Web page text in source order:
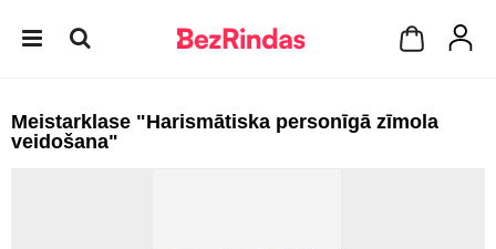
Meistarklase "Harismātiska personīgā zīmola
veidošana"